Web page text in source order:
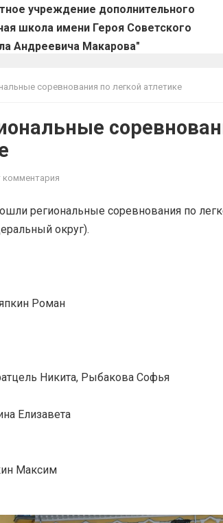
учреждение дополнительного
школа имени Героя Советского
Андреевича Макарова"
соревнования по легкой атлетике
комментария
региональные соревнования по
округ).
Роман
Никита, Рыбакова Софья
Елизавета
Максим